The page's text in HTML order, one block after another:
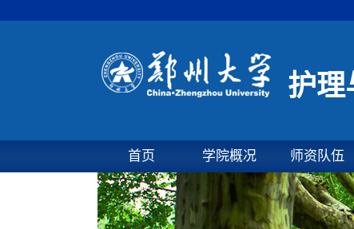
护理
首页 学院概况 师资队伍